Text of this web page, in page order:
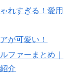
れすぎる！愛用
が可愛い！
ファーまとめ｜
介